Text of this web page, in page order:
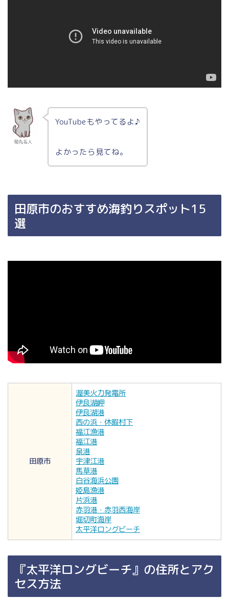
菊丸名人
YouTubeもやってるよ♪
よかったら見てね。
田原市のおすすめ海釣りスポット15
選
田原市
渥美火力発電所
伊良湖岬
伊良湖港
西の浜・休暇村下
福江漁港
福江港
泉港
宇津江港
馬草港
白谷海浜公園
姫島漁港
片浜港
赤羽港・赤羽西海岸
堀切町海岸
太平洋ロングビーチ
『太平洋ロングビーチ』の住所とアク
セス方法